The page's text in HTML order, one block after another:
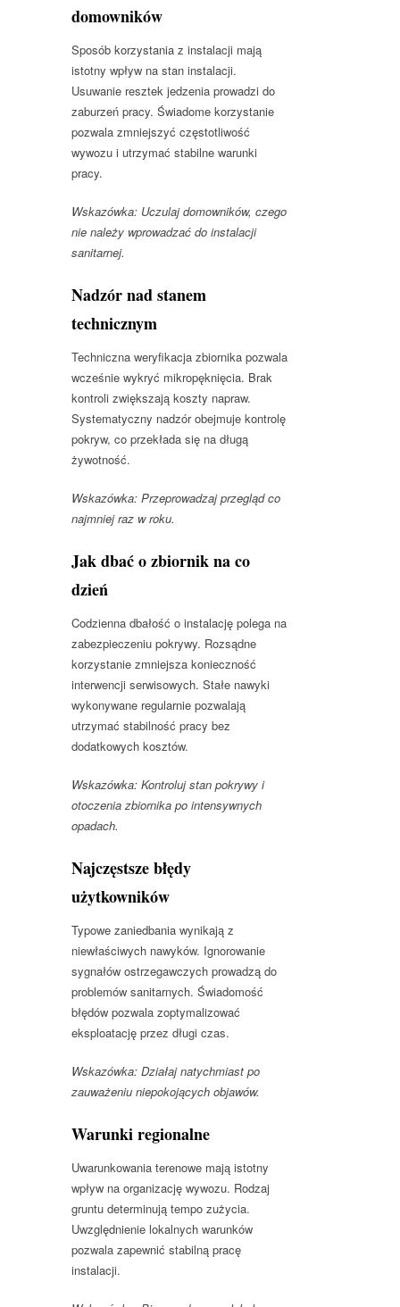
domowników
Sposób korzystania z instalacji mają
istotny wpływ na stan instalacji.
Usuwanie resztek jedzenia prowadzi do
zaburzeń pracy. Świadome korzystanie
pozwala zmniejszyć częstotliwość
wywozu i utrzymać stabilne warunki
pracy.
Wskazówka: Uczulaj domowników, czego
nie należy wprowadzać do instalacji
sanitarnej.
Nadzór nad stanem
technicznym
Techniczna weryfikacja zbiornika pozwala
wcześnie wykryć mikropęknięcia. Brak
kontroli zwiększają koszty napraw.
Systematyczny nadzór obejmuje kontrolę
pokryw, co przekłada się na długą
żywotność.
Wskazówka: Przeprowadzaj przegląd co
najmniej raz w roku.
Jak dbać o zbiornik na co
dzień
Codzienna dbałość o instalację polega na
zabezpieczeniu pokrywy. Rozsądne
korzystanie zmniejsza konieczność
interwencji serwisowych. Stałe nawyki
wykonywane regularnie pozwalają
utrzymać stabilność pracy bez
dodatkowych kosztów.
Wskazówka: Kontroluj stan pokrywy i
otoczenia zbiornika po intensywnych
opadach.
Najczęstsze błędy
użytkowników
Typowe zaniedbania wynikają z
niewłaściwych nawyków. Ignorowanie
sygnałów ostrzegawczych prowadzą do
problemów sanitarnych. Świadomość
błędów pozwala zoptymalizować
eksploatację przez długi czas.
Wskazówka: Działaj natychmiast po
zauważeniu niepokojących objawów.
Warunki regionalne
Uwarunkowania terenowe mają istotny
wpływ na organizację wywozu. Rodzaj
gruntu determinują tempo zużycia.
Uwzględnienie lokalnych warunków
pozwala zapewnić stabilną pracę
instalacji.